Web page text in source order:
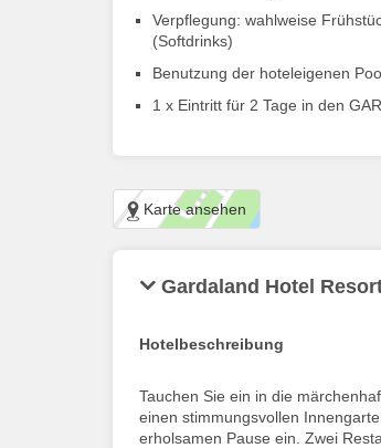
Verpflegung: wahlweise
(Softdrinks)
Benutzung der hoteleigenen
1 x Eintritt für 2 Tage in den
Karte ansehen
Gardaland Hotel
Hotelbeschreibung
Tauchen Sie ein in die
einen stimmungsvollen
erholsamen Pause ein. Zwei